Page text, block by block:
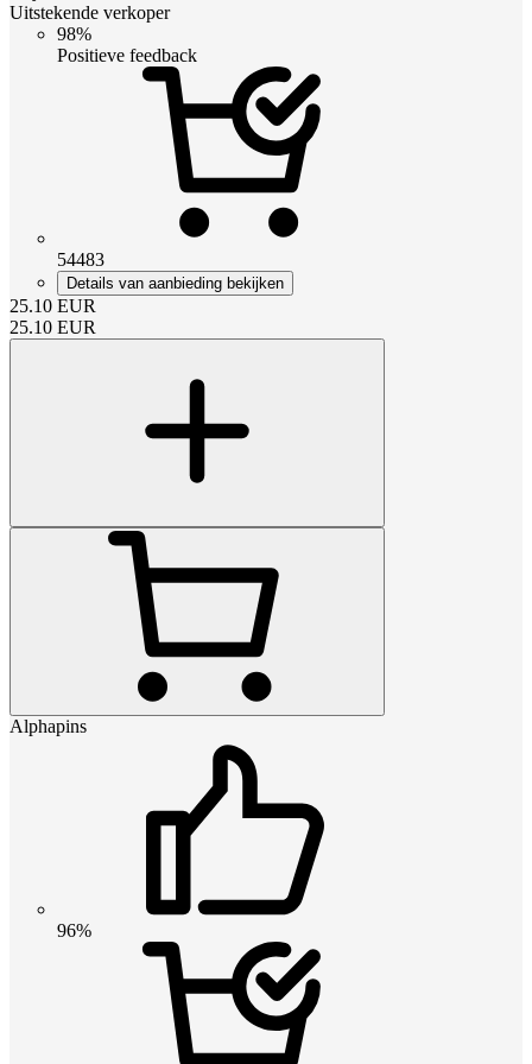
Uitstekende verkoper
98%
Positieve feedback
54483
Details van aanbieding bekijken
25.10 EUR
25.10 EUR
Alphapins
96%